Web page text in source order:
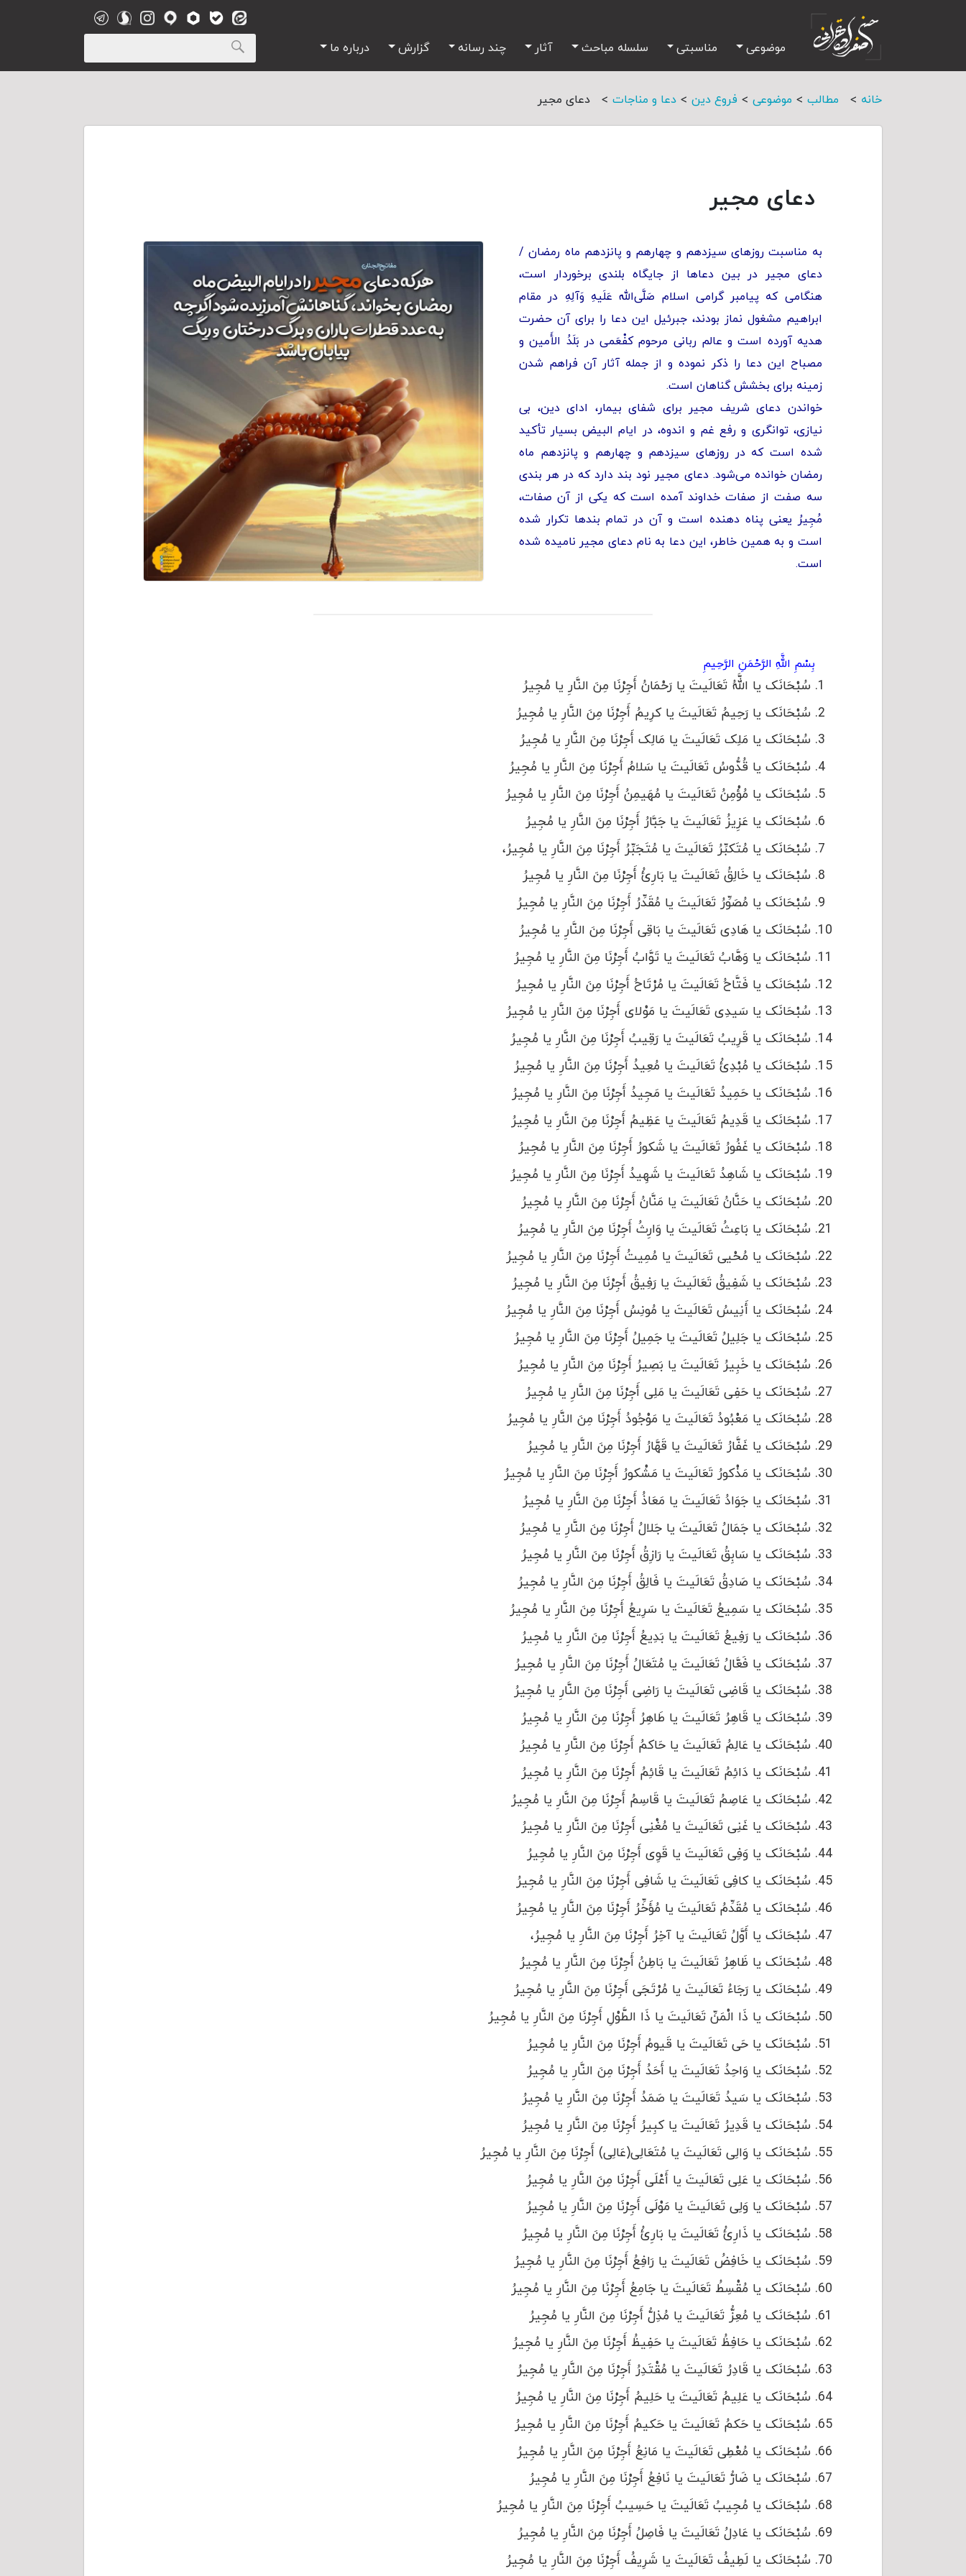
موضوعی مناسبتی سلسله مباحث آثار چند رسانه گزارش درباره ما
خانه > مطالب > موضوعی > فروع دین > دعا و مناجات > دعای مجیر
دعای مجیر
به مناسبت روزهاى سیزدهم و چهارهم و پانزدهم ماه رمضان /
دعای مجیر در بین دعاها از جایگاه بلندى برخوردار است،
هنگامى که پیامبر گرامی اسلام صَلَّى‌الله عَلَیهِ وَآلِهِ در مقام
ابراهیم مشغول نماز بودند، جبرئیل این دعا را برای آن حضرت
هدیه آورده است و عالم ربانی مرحوم کفْعَمى در بَلَدُ الأَمین و
مصباح این دعا را ذکر نموده و از جمله آثار آن فراهم شدن
زمینه برای بخشش گناهان است.
خواندن دعای شریف مجیر براى شفای بیمار، اداى دین، بی
نیازى، توانگرى و رفع غم و اندوه، در ایام البیض بسیار تأکید
شده است که در روزهاى سیزدهم و چهارهم و پانزدهم ماه
رمضان خوانده می‌شود. دعای مجیر نود بند دارد که در هر بندی
سه صفت از صفات خداوند آمده است که یکی از آن صفات،
مُجِیرُ یعنی پناه دهنده است و آن در تمام بندها تکرار شده
است و به همین خاطر، این دعا به نام دعای مجیر نامیده شده
است.
بِسْمِ اللَّهِ الرَّحْمَنِ الرَّحِیمِ
سُبْحَانَک یا اللَّهُ تَعَالَیتَ یا رَحْمَانُ أَجِرْنَا مِنَ النَّارِ یا مُجِیرُ
سُبْحَانَک یا رَحِیمُ تَعَالَیتَ یا کرِیمُ أَجِرْنَا مِنَ النَّارِ یا مُجِیرُ
سُبْحَانَک یا مَلِک تَعَالَیتَ یا مَالِک أَجِرْنَا مِنَ النَّارِ یا مُجِیرُ
سُبْحَانَک یا قُدُّوسُ تَعَالَیتَ یا سَلامُ أَجِرْنَا مِنَ النَّارِ یا مُجِیرُ
سُبْحَانَک یا مُؤْمِنُ تَعَالَیتَ یا مُهَیمِنُ أَجِرْنَا مِنَ النَّارِ یا مُجِیرُ
سُبْحَانَک یا عَزِیزُ تَعَالَیتَ یا جَبَّارُ أَجِرْنَا مِنَ النَّارِ یا مُجِیرُ
سُبْحَانَک یا مُتَکبِّرُ تَعَالَیتَ یا مُتَجَبِّرُ أَجِرْنَا مِنَ النَّارِ یا مُجِیرُ،
سُبْحَانَک یا خَالِقُ تَعَالَیتَ یا بَارِئُ أَجِرْنَا مِنَ النَّارِ یا مُجِیرُ
سُبْحَانَک یا مُصَوِّرُ تَعَالَیتَ یا مُقَدِّرُ أَجِرْنَا مِنَ النَّارِ یا مُجِیرُ
سُبْحَانَک یا هَادِی تَعَالَیتَ یا بَاقِی أَجِرْنَا مِنَ النَّارِ یا مُجِیرُ
سُبْحَانَک یا وَهَّابُ تَعَالَیتَ یا تَوَّابُ أَجِرْنَا مِنَ النَّارِ یا مُجِیرُ
سُبْحَانَک یا فَتَّاحُ تَعَالَیتَ یا مُرْتَاحُ أَجِرْنَا مِنَ النَّارِ یا مُجِیرُ
سُبْحَانَک یا سَیدِی تَعَالَیتَ یا مَوْلای أَجِرْنَا مِنَ النَّارِ یا مُجِیرُ
سُبْحَانَک یا قَرِیبُ تَعَالَیتَ یا رَقِیبُ أَجِرْنَا مِنَ النَّارِ یا مُجِیرُ
سُبْحَانَک یا مُبْدِئُ تَعَالَیتَ یا مُعِیدُ أَجِرْنَا مِنَ النَّارِ یا مُجِیرُ
سُبْحَانَک یا حَمِیدُ تَعَالَیتَ یا مَجِیدُ أَجِرْنَا مِنَ النَّارِ یا مُجِیرُ
سُبْحَانَک یا قَدِیمُ تَعَالَیتَ یا عَظِیمُ أَجِرْنَا مِنَ النَّارِ یا مُجِیرُ
سُبْحَانَک یا غَفُورُ تَعَالَیتَ یا شَکورُ أَجِرْنَا مِنَ النَّارِ یا مُجِیرُ
سُبْحَانَک یا شَاهِدُ تَعَالَیتَ یا شَهِیدُ أَجِرْنَا مِنَ النَّارِ یا مُجِیرُ
سُبْحَانَک یا حَنَّانُ تَعَالَیتَ یا مَنَّانُ أَجِرْنَا مِنَ النَّارِ یا مُجِیرُ
سُبْحَانَک یا بَاعِثُ تَعَالَیتَ یا وَارِثُ أَجِرْنَا مِنَ النَّارِ یا مُجِیرُ
سُبْحَانَک یا مُحْیی تَعَالَیتَ یا مُمِیتُ أَجِرْنَا مِنَ النَّارِ یا مُجِیرُ
سُبْحَانَک یا شَفِیقُ تَعَالَیتَ یا رَفِیقُ أَجِرْنَا مِنَ النَّارِ یا مُجِیرُ
سُبْحَانَک یا أَنِیسُ تَعَالَیتَ یا مُونِسُ أَجِرْنَا مِنَ النَّارِ یا مُجِیرُ
سُبْحَانَک یا جَلِیلُ تَعَالَیتَ یا جَمِیلُ أَجِرْنَا مِنَ النَّارِ یا مُجِیرُ
سُبْحَانَک یا خَبِیرُ تَعَالَیتَ یا بَصِیرُ أَجِرْنَا مِنَ النَّارِ یا مُجِیرُ
سُبْحَانَک یا حَفِی تَعَالَیتَ یا مَلِی أَجِرْنَا مِنَ النَّارِ یا مُجِیرُ
سُبْحَانَک یا مَعْبُودُ تَعَالَیتَ یا مَوْجُودُ أَجِرْنَا مِنَ النَّارِ یا مُجِیرُ
سُبْحَانَک یا غَفَّارُ تَعَالَیتَ یا قَهَّارُ أَجِرْنَا مِنَ النَّارِ یا مُجِیرُ
سُبْحَانَک یا مَذْکورُ تَعَالَیتَ یا مَشْکورُ أَجِرْنَا مِنَ النَّارِ یا مُجِیرُ
سُبْحَانَک یا جَوَادُ تَعَالَیتَ یا مَعَاذُ أَجِرْنَا مِنَ النَّارِ یا مُجِیرُ
سُبْحَانَک یا جَمَالُ تَعَالَیتَ یا جَلالُ أَجِرْنَا مِنَ النَّارِ یا مُجِیرُ
سُبْحَانَک یا سَابِقُ تَعَالَیتَ یا رَازِقُ أَجِرْنَا مِنَ النَّارِ یا مُجِیرُ
سُبْحَانَک یا صَادِقُ تَعَالَیتَ یا فَالِقُ أَجِرْنَا مِنَ النَّارِ یا مُجِیرُ
سُبْحَانَک یا سَمِیعُ تَعَالَیتَ یا سَرِیعُ أَجِرْنَا مِنَ النَّارِ یا مُجِیرُ
سُبْحَانَک یا رَفِیعُ تَعَالَیتَ یا بَدِیعُ أَجِرْنَا مِنَ النَّارِ یا مُجِیرُ
سُبْحَانَک یا فَعَّالُ تَعَالَیتَ یا مُتَعَالُ أَجِرْنَا مِنَ النَّارِ یا مُجِیرُ
سُبْحَانَک یا قَاضِی تَعَالَیتَ یا رَاضِی أَجِرْنَا مِنَ النَّارِ یا مُجِیرُ
سُبْحَانَک یا قَاهِرُ تَعَالَیتَ یا طَاهِرُ أَجِرْنَا مِنَ النَّارِ یا مُجِیرُ
سُبْحَانَک یا عَالِمُ تَعَالَیتَ یا حَاکمُ أَجِرْنَا مِنَ النَّارِ یا مُجِیرُ
سُبْحَانَک یا دَائِمُ تَعَالَیتَ یا قَائِمُ أَجِرْنَا مِنَ النَّارِ یا مُجِیرُ
سُبْحَانَک یا عَاصِمُ تَعَالَیتَ یا قَاسِمُ أَجِرْنَا مِنَ النَّارِ یا مُجِیرُ
سُبْحَانَک یا غَنِی تَعَالَیتَ یا مُغْنِی أَجِرْنَا مِنَ النَّارِ یا مُجِیرُ
سُبْحَانَک یا وَفِی تَعَالَیتَ یا قَوِی أَجِرْنَا مِنَ النَّارِ یا مُجِیرُ
سُبْحَانَک یا کافِی تَعَالَیتَ یا شَافِی أَجِرْنَا مِنَ النَّارِ یا مُجِیرُ
سُبْحَانَک یا مُقَدِّمُ تَعَالَیتَ یا مُؤَخِّرُ أَجِرْنَا مِنَ النَّارِ یا مُجِیرُ
سُبْحَانَک یا أَوَّلُ تَعَالَیتَ یا آخِرُ أَجِرْنَا مِنَ النَّارِ یا مُجِیرُ،
سُبْحَانَک یا ظَاهِرُ تَعَالَیتَ یا بَاطِنُ أَجِرْنَا مِنَ النَّارِ یا مُجِیرُ
سُبْحَانَک یا رَجَاءُ تَعَالَیتَ یا مُرْتَجَى أَجِرْنَا مِنَ النَّارِ یا مُجِیرُ
سُبْحَانَک یا ذَا الْمَنِّ تَعَالَیتَ یا ذَا الطَّوْلِ أَجِرْنَا مِنَ النَّارِ یا مُجِیرُ
سُبْحَانَک یا حَی تَعَالَیتَ یا قَیومُ أَجِرْنَا مِنَ النَّارِ یا مُجِیرُ
سُبْحَانَک یا وَاحِدُ تَعَالَیتَ یا أَحَدُ أَجِرْنَا مِنَ النَّارِ یا مُجِیرُ
سُبْحَانَک یا سَیدُ تَعَالَیتَ یا صَمَدُ أَجِرْنَا مِنَ النَّارِ یا مُجِیرُ
سُبْحَانَک یا قَدِیرُ تَعَالَیتَ یا کبِیرُ أَجِرْنَا مِنَ النَّارِ یا مُجِیرُ
سُبْحَانَک یا وَالِی تَعَالَیتَ یا مُتَعَالِی(عَالِی) أَجِرْنَا مِنَ النَّارِ یا مُجِیرُ
سُبْحَانَک یا عَلِی تَعَالَیتَ یا أَعْلَى أَجِرْنَا مِنَ النَّارِ یا مُجِیرُ
سُبْحَانَک یا وَلِی تَعَالَیتَ یا مَوْلَى أَجِرْنَا مِنَ النَّارِ یا مُجِیرُ
سُبْحَانَک یا ذَارِئُ تَعَالَیتَ یا بَارِئُ أَجِرْنَا مِنَ النَّارِ یا مُجِیرُ
سُبْحَانَک یا خَافِضُ تَعَالَیتَ یا رَافِعُ أَجِرْنَا مِنَ النَّارِ یا مُجِیرُ
سُبْحَانَک یا مُقْسِطُ تَعَالَیتَ یا جَامِعُ أَجِرْنَا مِنَ النَّارِ یا مُجِیرُ
سُبْحَانَک یا مُعِزُّ تَعَالَیتَ یا مُذِلُّ أَجِرْنَا مِنَ النَّارِ یا مُجِیرُ
سُبْحَانَک یا حَافِظُ تَعَالَیتَ یا حَفِیظُ أَجِرْنَا مِنَ النَّارِ یا مُجِیرُ
سُبْحَانَک یا قَادِرُ تَعَالَیتَ یا مُقْتَدِرُ أَجِرْنَا مِنَ النَّارِ یا مُجِیرُ
سُبْحَانَک یا عَلِیمُ تَعَالَیتَ یا حَلِیمُ أَجِرْنَا مِنَ النَّارِ یا مُجِیرُ
سُبْحَانَک یا حَکمُ تَعَالَیتَ یا حَکیمُ أَجِرْنَا مِنَ النَّارِ یا مُجِیرُ
سُبْحَانَک یا مُعْطِی تَعَالَیتَ یا مَانِعُ أَجِرْنَا مِنَ النَّارِ یا مُجِیرُ
سُبْحَانَک یا ضَارُّ تَعَالَیتَ یا نَافِعُ أَجِرْنَا مِنَ النَّارِ یا مُجِیرُ
سُبْحَانَک یا مُجِیبُ تَعَالَیتَ یا حَسِیبُ أَجِرْنَا مِنَ النَّارِ یا مُجِیرُ
سُبْحَانَک یا عَادِلُ تَعَالَیتَ یا فَاصِلُ أَجِرْنَا مِنَ النَّارِ یا مُجِیرُ
سُبْحَانَک یا لَطِیفُ تَعَالَیتَ یا شَرِیفُ أَجِرْنَا مِنَ النَّارِ یا مُجِیرُ